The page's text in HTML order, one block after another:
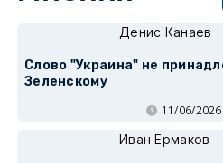
Денис Канаев
Слово "Украина" не
Зеленскому
11/06/
Иван Ермаков